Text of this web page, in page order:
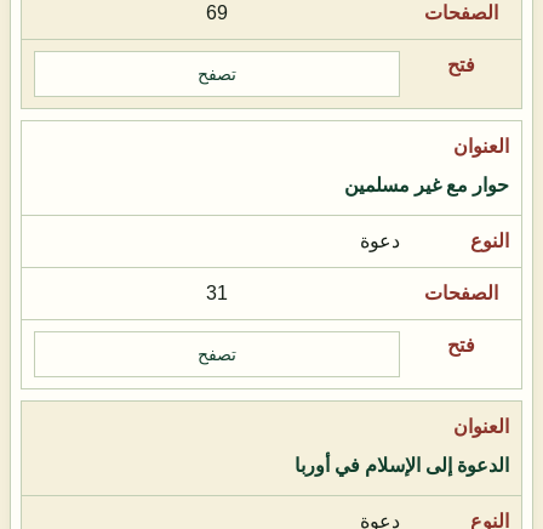
69
تصفح
حوار مع غير مسلمين
دعوة
31
تصفح
الدعوة إلى الإسلام في أوربا
دعوة